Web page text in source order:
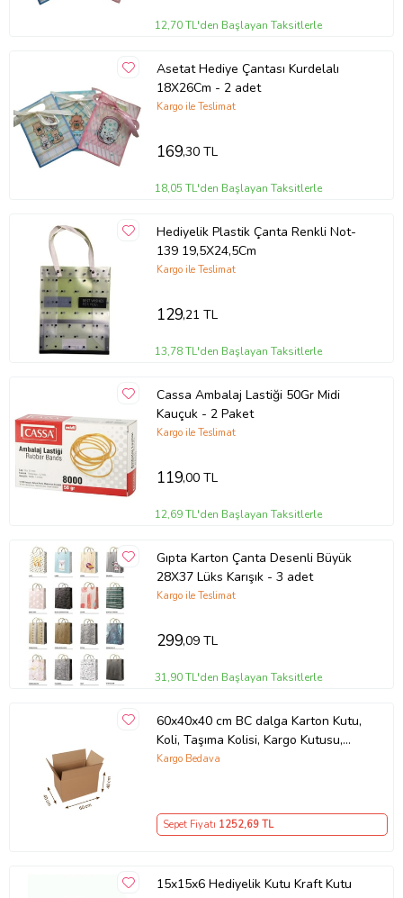
12,70 TL'den Başlayan Taksitlerle
Asetat Hediye Çantası Kurdelalı
18X26Cm - 2 adet
Kargo ile Teslimat
169,30 TL
18,05 TL'den Başlayan Taksitlerle
Hediyelik Plastik Çanta Renkli Not-
139 19,5X24,5Cm
Kargo ile Teslimat
129,21 TL
13,78 TL'den Başlayan Taksitlerle
Cassa Ambalaj Lastiği 50Gr Midi
Kauçuk - 2 Paket
Kargo ile Teslimat
119,00 TL
12,69 TL'den Başlayan Taksitlerle
Gıpta Karton Çanta Desenli Büyük
28X37 Lüks Karışık - 3 adet
Kargo ile Teslimat
299,09 TL
31,90 TL'den Başlayan Taksitlerle
60x40x40 cm BC dalga Karton Kutu,
Koli, Taşıma Kolisi, Kargo Kutusu,
Çeyiz Kolisi, Çeyiz Kutusu 5 Adet
Kargo Bedava
Sepet Fiyatı 1252,69 TL
15x15x6 Hediyelik Kutu Kraft Kutu